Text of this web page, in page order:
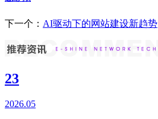
下一个： AI驱动下的网站建设新趋势
23
2026.05